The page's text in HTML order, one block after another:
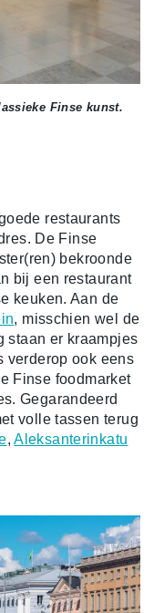
Finse kunst.
restaurants
De Finse
bekroonde
bij een restaurant
keuken. Aan de
, misschien wel de
staan er kraampjes
verderop ook eens
Finse foodmarket
Gegarandeerd
volle tassen terug
,Aleksanterinkatu